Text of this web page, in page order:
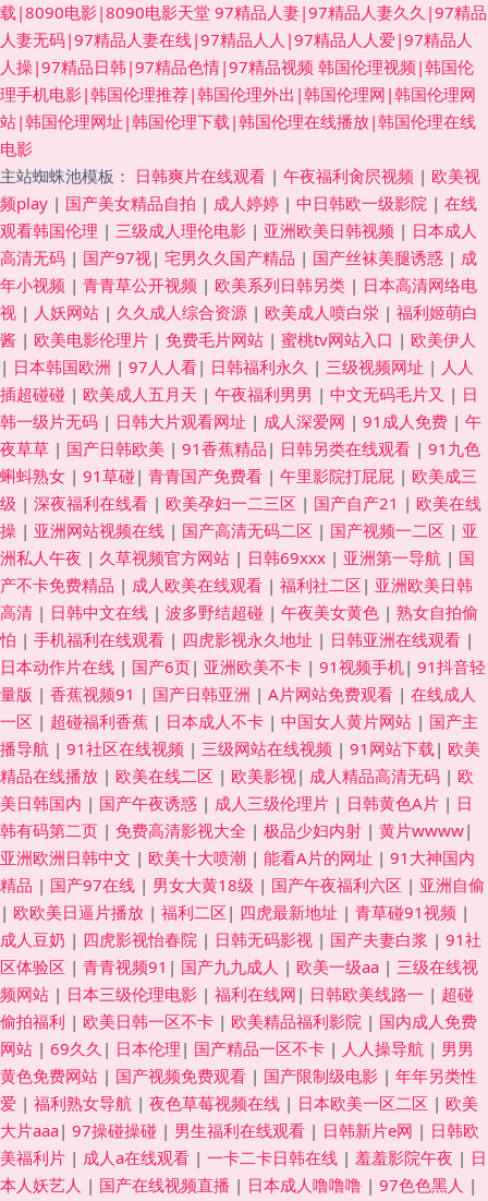
载|8090电影|8090电影天堂 97精品人妻|97精品人妻久久|97精品
人妻无码|97精品人妻在线|97精品人人|97精品人人爱|97精品人
人操|97精品日韩|97精品色情|97精品视频 韩国伦理视频|韩国伦
理手机电影|韩国伦理推荐|韩国伦理外出|韩国伦理网|韩国伦理网
站|韩国伦理网址|韩国伦理下载|韩国伦理在线播放|韩国伦理在线
电影
主站蜘蛛池模板： 日韩爽片在线观看 | 午夜福利肏屄视频 | 欧美视
频play | 国产美女精品自拍 | 成人婷婷 | 中日韩欧一级影院 | 在线
观看韩国伦理 | 三级成人理伦电影 | 亚洲欧美日韩视频 | 日本成人
高清无码 | 国产97视| 宅男久久国产精品 | 国产丝袜美腿诱惑 | 成
年小视频 | 青青草公开视频 | 欧美系列日韩另类 | 日本高清网络电
视 | 人妖网站 | 久久成人综合资源 | 欧美成人喷白泶 | 福利姬萌白
酱 | 欧美电影伦理片 | 免费毛片网站 | 蜜桃tv网站入口 | 欧美伊人
| 日本韩国欧洲 | 97人人看| 日韩福利永久 | 三级视频网址 | 人人
插超碰碰 | 欧美成人五月天 | 午夜福利男男 | 中文无码毛片又 | 日
韩一级片无码 | 日韩大片观看网址 | 成人深爱网 | 91成人免费 | 午
夜草草 | 国产日韩欧美 | 91香蕉精品 | 日韩另类在线观看 | 91九色
蝌蚪熟女 | 91草碰| 青青国产免费看 | 午里影院打屁屁 | 欧美成三
级 | 深夜福利在线看 | 欧美孕妇一二三区 | 国产自产21 | 欧美在线
操 | 亚洲网站视频在线 | 国产高清无码二区 | 国产视频一二区 | 亚
洲私人午夜 | 久草视频官方网站 | 日韩69xxx | 亚洲第一导航 | 国
产不卡免费精品 | 成人欧美在线观看 | 福利社二区 | 亚洲欧美日韩
高清 | 日韩中文在线 | 波多野结超碰 | 午夜美女黄色 | 熟女自拍偷
怕 | 手机福利在线观看 | 四虎影视永久地址 | 日韩亚洲在线观看 |
日本动作片在线 | 国产6页| 亚洲欧美不卡 | 91视频手机| 91抖音轻
量版 | 香蕉视频91 | 国产日韩亚洲 | A片网站免费观看 | 在线成人
一区 | 超碰福利香蕉 | 日本成人不卡 | 中国女人黄片网站 | 国产主
播导航 | 91社区在线视频 | 三级网站在线视频 | 91网站下载| 欧美
精品在线播放 | 欧美在线二区 | 欧美影视| 成人精品高清无码 | 欧
美日韩国内 | 国产午夜诱惑 | 成人三级伦理片 | 日韩黄色A片 | 日
韩有码第二页 | 免费高清影视大全 | 极品少妇内射 | 黄片wwww|
亚洲欧洲日韩中文 | 欧美十大喷潮 | 能看A片的网址 | 91大神国内
精品 | 国产97在线 | 男女大黄18级 | 国产午夜福利六区 | 亚洲自偷
| 欧欧美日逼片播放 | 福利二区 | 四虎最新地址 | 青草碰91视频 |
成人豆奶 | 四虎影视怡春院 | 日韩无码影视 | 国产夫妻白浆 | 91社
区体验区 | 青青视频91 | 国产九九成人 | 欧美一级aa | 三级在线视
频网站 | 日本三级伦理电影 | 福利在线网 | 日韩欧美线路一 | 超碰
偷拍福利 | 欧美日韩一区不卡 | 欧美精品福利影院 | 国内成人免费
网站 | 69久久 | 日本伦理 | 国产精品一区不卡 | 人人操导航 | 男男
黄色免费网站 | 国产视频免费观看 | 国产限制级电影 | 年年另类性
爱 | 福利熟女导航 | 夜色草莓视频在线 | 日本欧美一区二区 | 欧美
大片aaa| 97操碰操碰 | 男生福利在线观看 | 日韩新片e网 | 日韩欧
美福利片 | 成人a在线观看 | 一卡二卡日韩在线 | 羞羞影院午夜 | 日
本人妖艺人 | 国产在线视频直播 | 日本成人噜噜噜 | 97色色黑人 |